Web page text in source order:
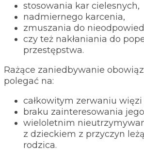
stosowania kar cielesnych,
nadmiernego karcenia,
zmuszania do
czy też nakłaniania do
przestępstwa.
Rażące zaniedbywanie
polegać na:
całkowitym zerwaniu
braku zainteresowania
wieloletnim
z dzieckiem z przyczyn
rodzica.